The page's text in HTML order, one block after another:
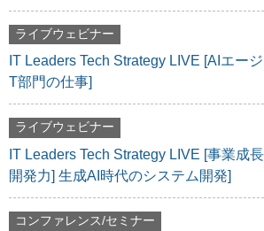
ライブウェビナー
IT Leaders Tech Strategy LIVE [AIエー
T部門の仕事]
ライブウェビナー
IT Leaders Tech Strategy LIVE [事業成
開発力] 生成AI時代のシステム開発]
コンファレンス/セミナー